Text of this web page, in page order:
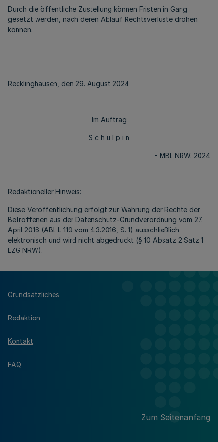
Durch die öffentliche Zustellung können Fristen in Gang
gesetzt werden, nach deren Ablauf Rechtsverluste drohen
können.
Recklinghausen, den 29. August 2024
Im Auftrag
S c h u l p i n
- MBl. NRW. 2024
Redaktioneller Hinweis:
Diese Veröffentlichung erfolgt zur Wahrung der Rechte der
Betroffenen aus der Datenschutz-Grundverordnung vom 27.
April 2016 (ABl. L 119 vom 4.3.2016, S. 1) ausschließlich
elektronisch und wird nicht abgedruckt (§ 10 Absatz 2 Satz 1
LZG NRW).
Grundsätzliches
Redaktion
Kontakt
FAQ
Zum Seitenanfang